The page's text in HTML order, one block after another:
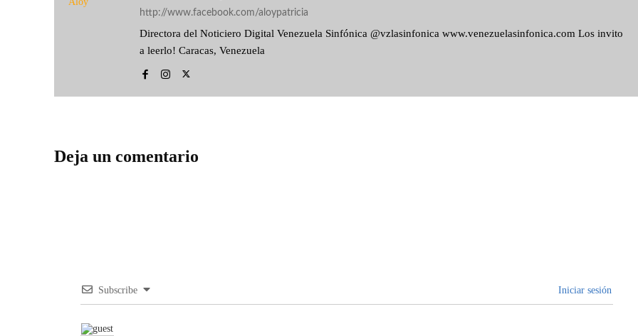
http://www.facebook.com/aloypatricia
Directora del Noticiero Digital Venezuela Sinfónica @vzlasinfonica www.venezuelasinfonica.com Los invito
a leerlo! Caracas, Venezuela
Deja un comentario
Subscribe Iniciar sesión